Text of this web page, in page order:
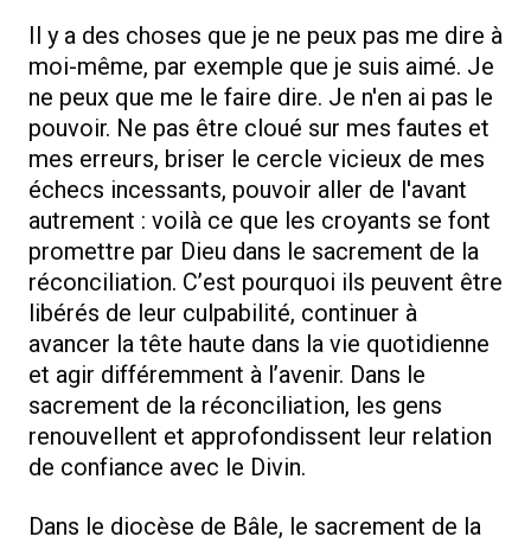
Il y a des choses que je ne peux pas me dire à
moi-même, par exemple que je suis aimé. Je
ne peux que me le faire dire. Je n'en ai pas le
pouvoir. Ne pas être cloué sur mes fautes et
mes erreurs, briser le cercle vicieux de mes
échecs incessants, pouvoir aller de l'avant
autrement : voilà ce que les croyants se font
promettre par Dieu dans le sacrement de la
réconciliation. C’est pourquoi ils peuvent être
libérés de leur culpabilité, continuer à
avancer la tête haute dans la vie quotidienne
et agir différemment à l’avenir. Dans le
sacrement de la réconciliation, les gens
renouvellent et approfondissent leur relation
de confiance avec le Divin.
Dans le diocèse de Bâle, le sacrement de la